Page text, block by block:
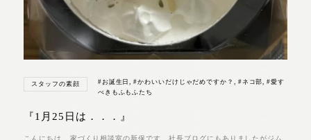
スタッフの素顔 #お誕生日,#かわいいだけじゃだめですか？ , #ネコ部,#愛す
べきもふもふたち
『1月25日は．．．』
こんにちは 家づくり相談室の新保です 社長ブログにもありましたがジム